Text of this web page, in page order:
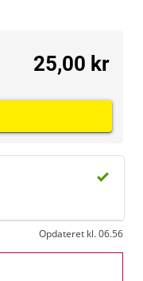
Opdateret kl. 06.56
25,00 kr